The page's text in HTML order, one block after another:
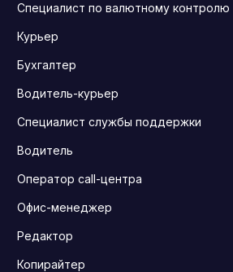
Специалист по валютному контролю
Курьер
Бухгалтер
Водитель-курьер
Специалист службы поддержки
Водитель
Оператор call-центра
Офис-менеджер
Редактор
Копирайтер